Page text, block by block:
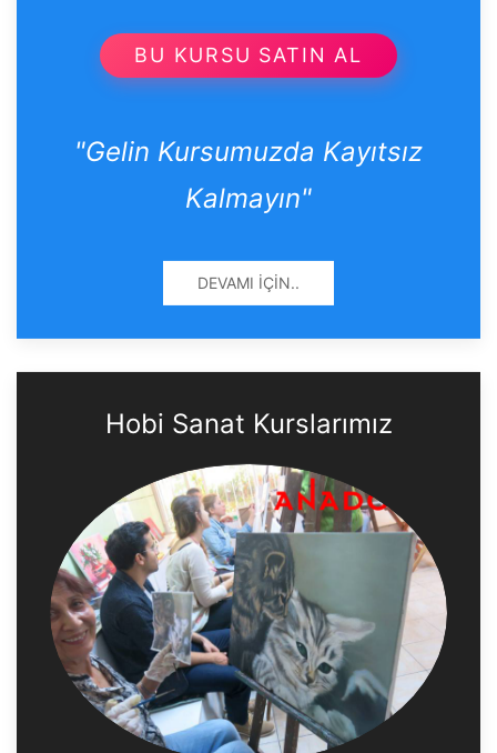
BU KURSU SATIN AL
"Gelin Kursumuzda Kayıtsız
Kalmayın"
DEVAMI İÇIN..
Hobi Sanat Kurslarımız